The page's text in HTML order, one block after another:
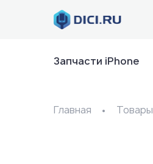
Запчасти iPhone
Главная Товары